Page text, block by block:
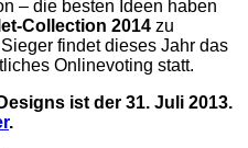
– die besten Ideen haben
Collection 2014 zu
findet dieses Jahr das
Onlinevoting statt.
ist der 31. Juli 2013.
.